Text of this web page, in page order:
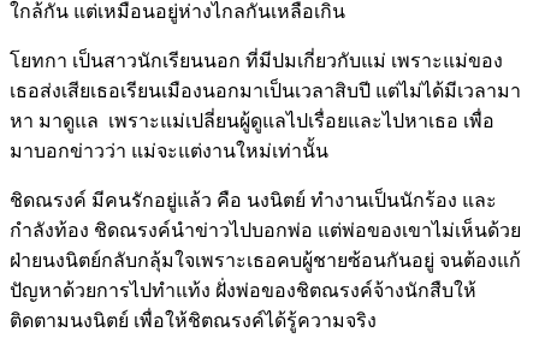
ใกล้กัน แต่เหมือนอยู่ห่างไกลกันเหลือเกิน
โยทกา เป็นสาวนักเรียนนอก ที่มีปมเกี่ยวกับแม่ เพราะแม่ของ
เธอส่งเสียเธอเรียนเมืองนอกมาเป็นเวลาสิบปี แต่ไม่ได้มีเวลามา
หา มาดูแล เพราะแม่เปลี่ยนผู้ดูแลไปเรื่อยและไปหาเธอ เพื่อ
มาบอกข่าวว่า แม่จะแต่งานใหม่เท่านั้น
ชิดณรงค์ มีคนรักอยู่แล้ว คือ นงนิตย์ ทำงานเป็นนักร้อง และ
กำลังท้อง ชิดณรงค์นำข่าวไปบอกพ่อ แต่พ่อของเขาไม่เห็นด้วย
ฝ่ายนงนิตย์กลับกลุ้มใจเพราะเธอคบผู้ชายซ้อนกันอยู่ จนต้องแก้
ปัญหาด้วยการไปทำแท้ง ฝั่งพ่อของชิตณรงค์จ้างนักสืบให้
ติดตามนงนิตย์ เพื่อให้ชิตณรงค์ได้รู้ความจริง